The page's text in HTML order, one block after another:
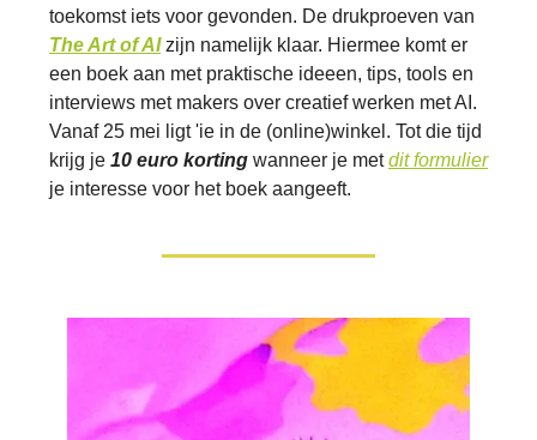
toekomst iets voor gevonden. De drukproeven van
The Art of AIzijn namelijk klaar. Hiermee komt er
een boek aan met praktische ideeen, tips, tools en
interviews met makers over creatief werken met AI.
Vanaf 25 mei ligt 'ie in de (online)winkel. Tot die tijd
krijg je 10 euro korting wanneer je metdit formulier
je interesse voor het boek aangeeft.